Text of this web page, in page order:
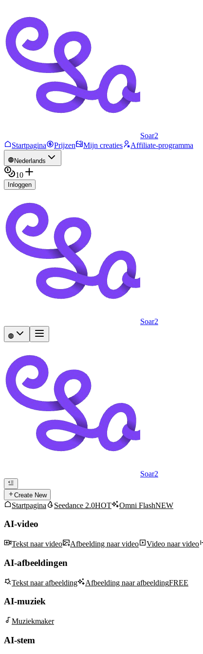
Soar2
Startpagina
Prijzen Mijn creaties Affiliate-programma
Nederlands
10
Inloggen
Soar2
Soar2
Create New
Startpagina Seedance 2.0HOT Omni FlashNEW
AI-video
Tekst naar video Afbeelding naar video Video naar video
AI-afbeeldingen
Tekst naar afbeelding Afbeelding naar afbeeldingFREE
AI-muziek
Muziekmaker
AI-stem